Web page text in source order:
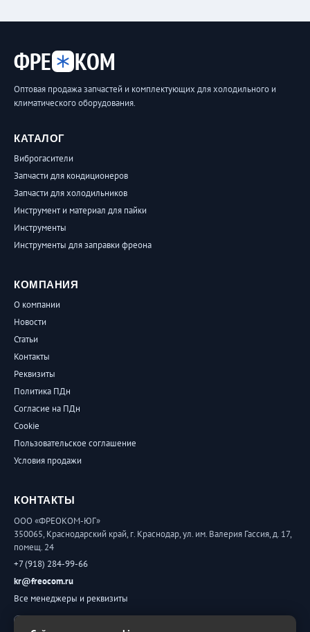
ФРЕ КОМ
Оптовая продажа запчастей и комплектующих для холодильного и
климатического оборудования.
КАТАЛОГ
Виброгасители
Запчасти для кондиционеров
Запчасти для холодильников
Инструмент и материал для пайки
Инструменты
Инструменты для заправки фреона
КОМПАНИЯ
О компании
Новости
Статьи
Контакты
Реквизиты
Политика ПДн
Согласие на ПДн
Cookie
Пользовательское соглашение
Условия продажи
КОНТАКТЫ
ООО «ФРЕОКОМ-ЮГ»
350065, Краснодарский край, г. Краснодар, ул. им. Валерия Гассия, д. 17,
помещ. 24
+7 (918) 284-99-66
kr@freocom.ru
Все менеджеры и реквизиты
Обратная связь